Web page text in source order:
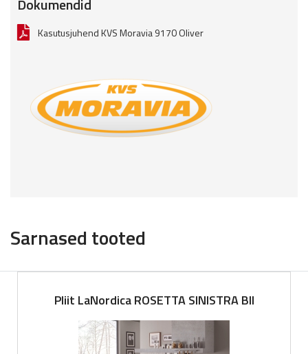
Dokumendid
Kasutusjuhend KVS Moravia 9170 Oliver
Sarnased tooted
Pliit LaNordica ROSETTA SINISTRA BII